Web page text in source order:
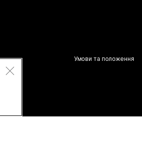
Умови та положення